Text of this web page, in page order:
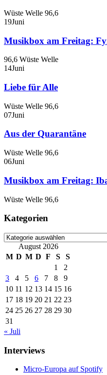
Wüste Welle 96,6
19Juni
Musikbox am Freitag:
96,6 Wüste Welle
14Juni
Liebe für Alle
Wüste Welle 96,6
07Juni
Aus der Quarantäne
Wüste Welle 96,6
06Juni
Musikbox am Freitag:
Wüste Welle 96,6
Kategorien
Kategorien
August 2026
M D M D F S
S
1
2
3
4 5 6 7 8
9
10 11 12 13 14 15 16
17 18 19 20 21 22 23
24 25 26 27 28 29 30
31
« Juli
Interviews
Micro-Europa auf Spotify